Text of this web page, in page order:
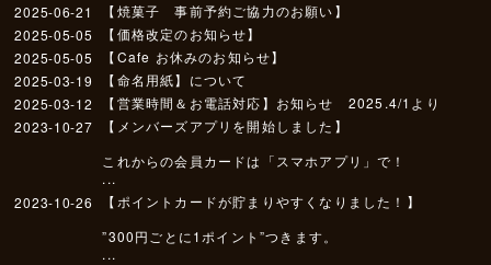
2025-06-21
【焼菓子 事前予約ご協力のお願い】
2025-05-05
【価格改定のお知らせ】
2025-05-05
【Cafe お休みのお知らせ】
2025-03-19
【命名用紙】について
2025-03-12
【営業時間＆お電話対応】お知らせ 2025.4/1より
2023-10-27
【メンバーズアプリを開始しました】
これからの会員カードは「スマホアプリ」で！
...
2023-10-26
【ポイントカードが貯まりやすくなりました！】
”300円ごとに1ポイント”つきます。
...